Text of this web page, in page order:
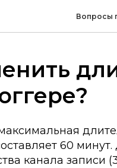
Вопросы
60
канала